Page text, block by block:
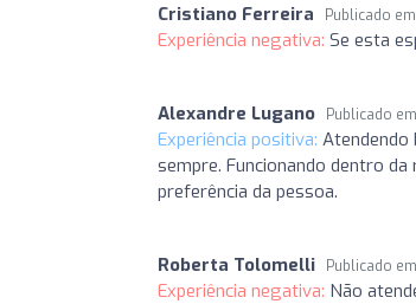
Cristiano Ferreira Publicado em
Experiência negativa: Se esta
Alexandre Lugano Publicado em
Experiência positiva: Atendendo
sempre. Funcionando dentro
preferência da pessoa.
Roberta Tolomelli Publicado em
Experiência negativa: Não